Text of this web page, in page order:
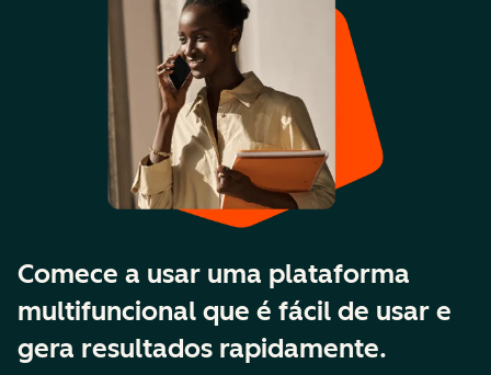
Comece a usar uma plataforma
multifuncional que é fácil de usar e
gera resultados rapidamente.